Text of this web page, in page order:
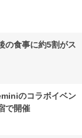
の食事に約5割がス
のコラボイベン
で開催